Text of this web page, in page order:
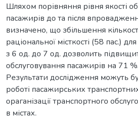
Шляхом порівняння рівня якості
пасажирів до та після
визначено, що збільшення
раціональної місткості (58 пас.)
з 6 од. до 7 од. дозволить
обслуговування пасажирів на 71 %.
Результати дослідження можуть
роботі пасажирських
ораганізації транспортного
в містах.